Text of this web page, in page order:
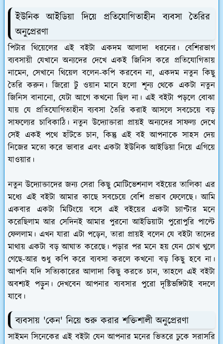
ইউনিক আইডিয়া দিয়ে প্রতিযোগিতাহীন ব্যবসা তৈরির
অনুপ্রেরণা
পিটার থিয়েলের এই বইটা একদম আলাদা ধরনের। বেশিরভাগ
ব্যবসায়ী যেখানে অন্যদের দেখে একই জিনিস করে প্রতিযোগিতায়
নামেন, সেখানে থিয়েল বলেন-কপি করবেন না, একদম নতুন কিছু
তৈরি করুন। জিরো টু ওয়ান মানে হলো শূন্য থেকে একটা নতুন
জিনিস বানানো, যেটা আগে কখনো ছিল না। এই বইটা পড়লে বোঝা
যায় যে প্রতিযোগিতাহীন ব্যবসা তৈরি করাই আসলে সবচেয়ে বড়
সাফল্যের চাবিকাঠি। নতুন উদ্যোক্তারা প্রায়ই অন্যদের সাফল্য দেখে
সেই একই পথে হাঁটতে চান, কিন্তু এই বই আপনাকে সাহস দেয়
নিজের মতো করে ভাবার এবং একটা ইউনিক আইডিয়া নিয়ে এগিয়ে
যাওয়ার।
নতুন উদ্যোক্তাদের জন্য সেরা কিছু মোটিভেশনাল বইয়ের তালিকা এর
মধ্যে এই বইটা আমার কাছে সবচেয়ে বেশি প্রভাব ফেলেছে। আমি
একবার একটা মিটিংয়ে বসে এই বইয়ের একটা চ্যাপ্টার মনে
করেছিলাম আর সেদিনই আমার পুরনো আইডিয়াটা পুরোপুরি পাল্টে
ফেললাম। এখন যারা এটা পড়েন, তারা প্রায়ই বলেন যে বইটা তাদের
মাথায় একটা বড় আঘাত করেছে। পড়ার পর মনে হয় যেন চোখ খুলে
গেছে-আর শুধু কপি করে ব্যবসা করলে কখনো বড় কিছু হবে না।
আপনি যদি সত্যিকারের আলাদা কিছু করতে চান, তাহলে এই বইটা
অবশ্যই পড়ুন। দেখবেন আপনার ব্যবসার পুরো দৃষ্টিভঙ্গিটাই বদলে
যাবে।
ব্যবসায় 'কেন' নিয়ে শুরু করার শক্তিশালী অনুপ্রেরণা
সাইমন সিনেকের এই বইটা যেন আপনার মনের ভিতরে ঢুকে সরাসরি